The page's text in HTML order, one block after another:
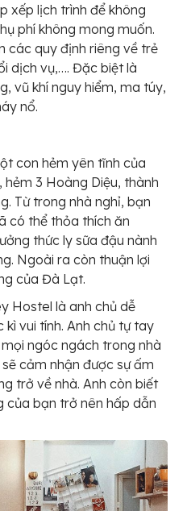
xếp lịch trình để không
phí không mong muốn.
các quy định riêng về trẻ
dịch vụ,…. Đặc biệt là
vũ khí nguy hiểm, ma túy,
nổ.
con hẻm yên tĩnh của
hẻm 3 Hoàng Diệu, thành
Từ trong nhà nghỉ, bạn
có thể thỏa thích ăn
thức ly sữa đậu nành
Ngoài ra còn thuận lợi
của Đà Lạt.
Hostel là anh chủ dễ
vui tính. Anh chủ tự tay
ngóc ngách trong nhà
cảm nhận được sự ấm
trở về nhà. Anh còn biết
của bạn trở nên hấp dẫn